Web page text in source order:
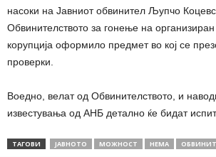
насоки на Јавниот обвинител Љупчо
Обвинителството за гонење на
корупција оформило предмет во кој се
проверки.
Воедно, велат од Обвинителството, и
известувања од АНБ детално ќе бидат
ТАГОВИ ЈАВНОТО МОЖНОСТ НЕМА